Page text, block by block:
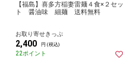
【福島】喜多方稲妻雷麺４食×２セッ
ト 醤油味 細麺 送料無料
お取り寄せきっぷ
2,400 円 (税込)
22ポイント